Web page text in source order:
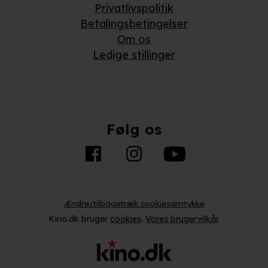
Privatlivspolitik
Betalingsbetingelser
Om os
Ledige stillinger
Følg os
Ændre/tilbagetræk cookiesamtykke
Kino.dk bruger cookies. Vores brugervilkår.